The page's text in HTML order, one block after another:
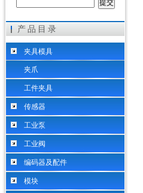
希而科工业控制设备（上海）有限公司
产品目录
夹具模具
夹爪
工件夹具
传感器
工业泵
工业阀
编码器及配件
模块